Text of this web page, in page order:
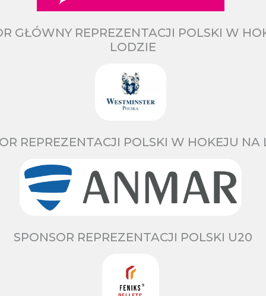
GŁÓWNY REPREZENTACJI POLSKI W
LODZIE
REPREZENTACJI POLSKI W HOKEJU NA
SPONSOR REPREZENTACJI POLSKI U20